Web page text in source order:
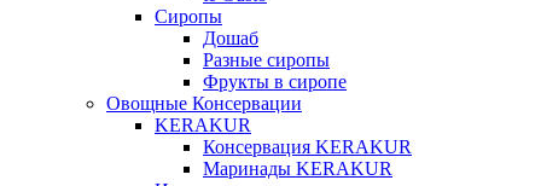
Сиропы
Дошаб
Разные сиропы
Фрукты в сиропе
Овощные Консервации
KERAKUR
Консервация KERAKUR
Маринады KERAKUR